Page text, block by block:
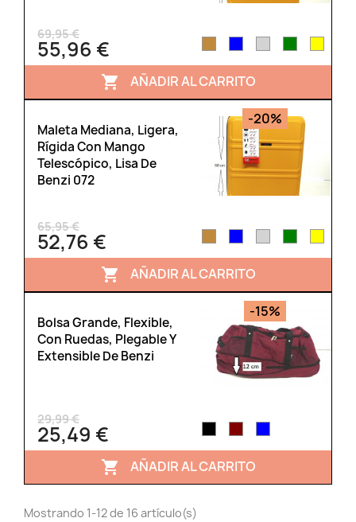
69,95 €
55,96 €
 AÑADIR AL CARRITO
Maleta Mediana, Ligera,
Rígida Con Mango
Telescópico, Lisa De
Benzi 072
65,95 €
52,76 €
-20%
 AÑADIR AL CARRITO
Bolsa Grande, Flexible,
Con Ruedas, Plegable Y
Extensible De Benzi
29,99 €
25,49 €
-15%
 AÑADIR AL CARRITO
Mostrando 1-12 de 16 artículo(s)